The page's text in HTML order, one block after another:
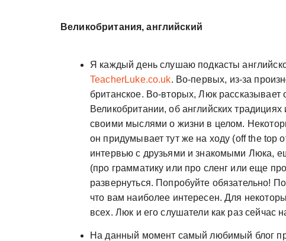
Великобритания, английский
Я каждый день слушаю подкасты
TeacherLuke.co.uk. Во-первых, из-за
британское. Во-вторых, Люк
Великобритании, об английских
своими мыслями о жизни в целом.
он придумывает тут же на ходу (off the top
интервью с друзьями и знакомыми Люка,
(про грамматику или про сленг или еще
развернуться. Попробуйте обязательно!
что вам наиболее интересен. Для
всех. Люк и его слушатели как раз сейчас
На данный момент самый любимый блог